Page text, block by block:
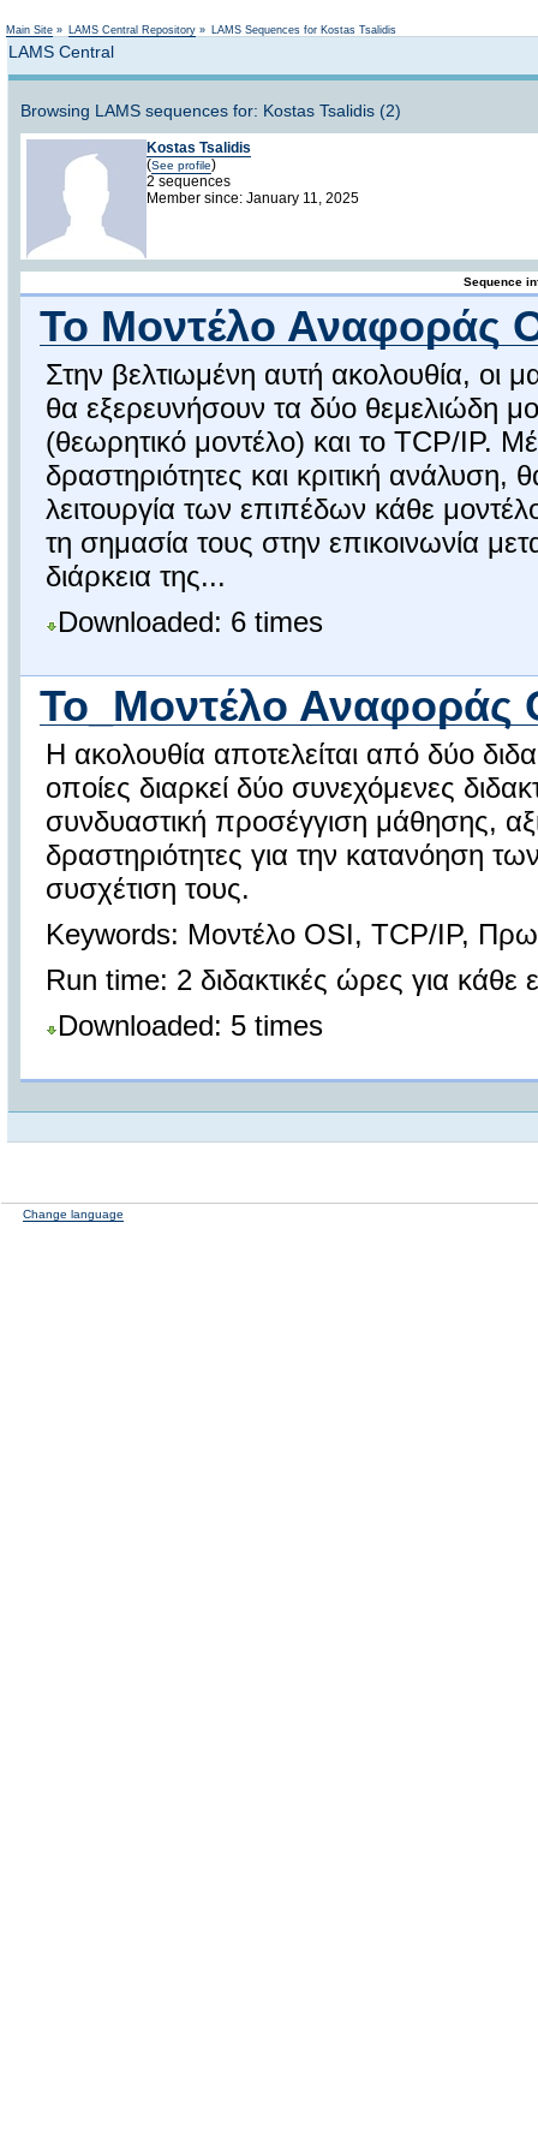
Main Site » LAMS Central Repository » LAMS Sequences for Kostas Tsalidis
LAMS Central
Browsing LAMS sequences for: Kostas Tsalidis (2)
Kostas Tsalidis
(See profile)
2 sequences
Member since: January 11, 2025
Sequence
Το Μοντέλο Αναφοράς
Στην βελτιωμένη αυτή ακολουθία, οι
θα εξερευνήσουν τα δύο θεμελιώδη
(θεωρητικό μοντέλο) και το TCP/IP.
δραστηριότητες και κριτική
λειτουργία των επιπέδων κάθε
τη σημασία τους στην επικοινωνία
διάρκεια της...
Downloaded: 6 times
Το_Μοντέλο Αναφοράς
Η ακολουθία αποτελείται από δύο
οποίες διαρκεί δύο συνεχόμενες
συνδυαστική προσέγγιση μάθησης,
δραστηριότητες για την κατανόηση
συσχέτιση τους.
Keywords: Μοντέλο OSI, TCP/IP,
Run time: 2 διδακτικές ώρες για κάθε
Downloaded: 5 times
Change language